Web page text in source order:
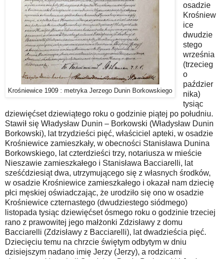
Krośniewice 1909 : metryka Jerzego Dunin Borkowskiego
osadzie
Krośniew
ice
dwudzie
stego
września
(trzecieg
o
paździer
nika)
tysiąc
dziewięćset dziewiątego roku o godzinie piątej po południu.
Stawił się Władysław Dunin – Borkowski (Władysław Dunin
Borkowski), lat trzydzieści pięć, właściciel apteki, w osadzie
Krośniewice zamieszkały, w obecności Stanisława Dunina
Borkowskiego, lat czterdzieści trzy, notariusza w mieście
Nieszawie zamieszkałego i Stanisława Bacciarelli, lat
sześćdziesiąt dwa, utrzymującego się z własnych środków,
w osadzie Krośniewice zamieszkałego i okazał nam dziecię
płci męskiej oświadczając, że urodziło się ono w osadzie
Krośniewice czternastego (dwudziestego siódmego)
listopada tysiąc dziewięćset ósmego roku o godzinie trzeciej
rano z prawowitej jego małżonki Zdzisławy z domu
Bacciarelli (Zdzisławy z Bacciarelli), lat dwadzieścia pięć.
Dziecięciu temu na chrzcie świętym odbytym w dniu
dzisiejszym nadano imię Jerzy (Jerzy), a rodzicami